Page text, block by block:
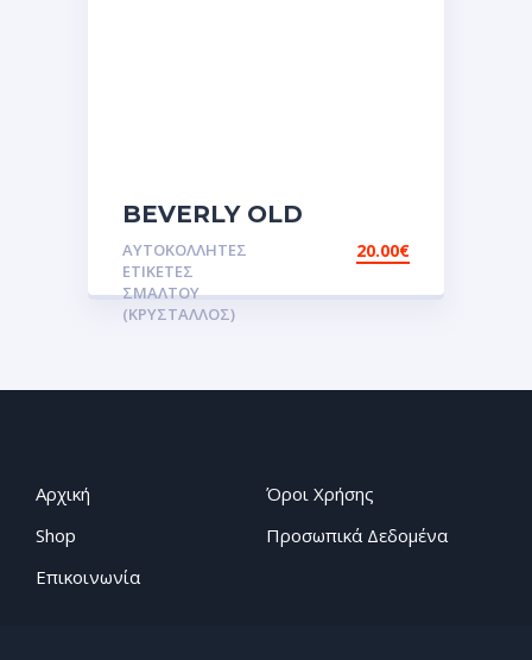
BEVERLY OLD
ΣΜΑΛΤΟΥ ΖΕΥΓΟΣ
Αυτοκόλλητες ετικέτες
3D Σμάλτου.Αυτοκόλλητα
ΑΥΤΟΚΌΛΛΗΤΕΣ
ΕΤΙΚΈΤΕΣ
ΣΜΆΛΤΟΥ
(ΚΡΥΣΤΑΛΛΟΣ)
20.00€
Αρχική
Shop
Επικοινωνία
Όροι Χρήσης
Προσωπικά Δεδομένα